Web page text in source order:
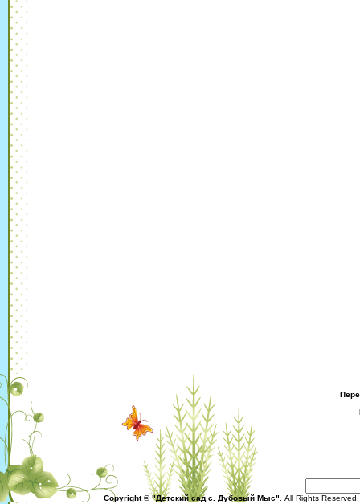
Copyright © "Детский сад с. Дубовый Мыс" . All Rights